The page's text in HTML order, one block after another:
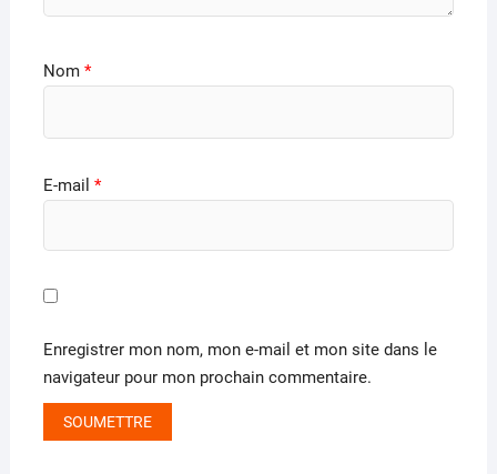
Nom *
E-mail *
Enregistrer mon nom, mon e-mail et mon site dans le
navigateur pour mon prochain commentaire.